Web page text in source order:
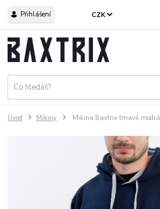
CZK
Přihlášení
Úvod Mikiny Mikina Baxtrix tmavě modrá